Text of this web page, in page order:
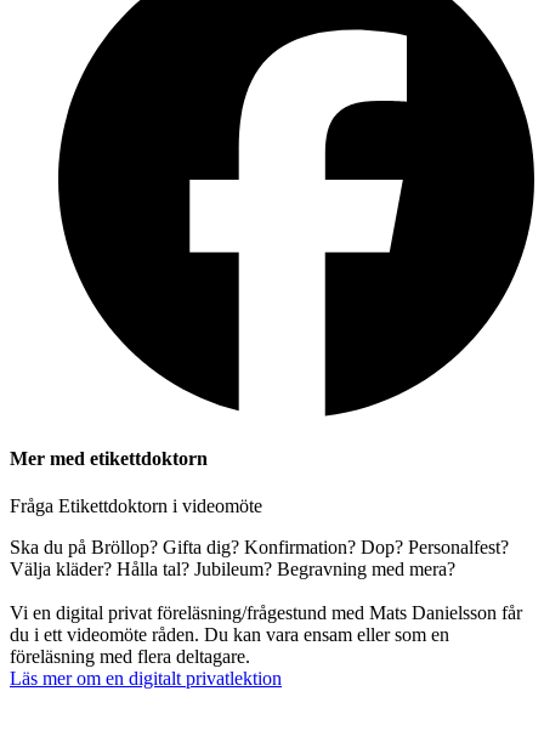
Mer med etikettdoktorn
Fråga Etikettdoktorn i videomöte
Ska du på Bröllop? Gifta dig? Konfirmation? Dop? Personalfest?
Välja kläder? Hålla tal? Jubileum? Begravning med mera?
Vi en digital privat föreläsning/frågestund med Mats Danielsson får
du i ett videomöte råden. Du kan vara ensam eller som en
föreläsning med flera deltagare.
Läs mer om en digitalt privatlektion